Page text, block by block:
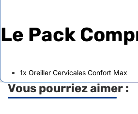
Le Pack
1x Oreiller Cervicales Confort Max
Vous pourriez aimer :